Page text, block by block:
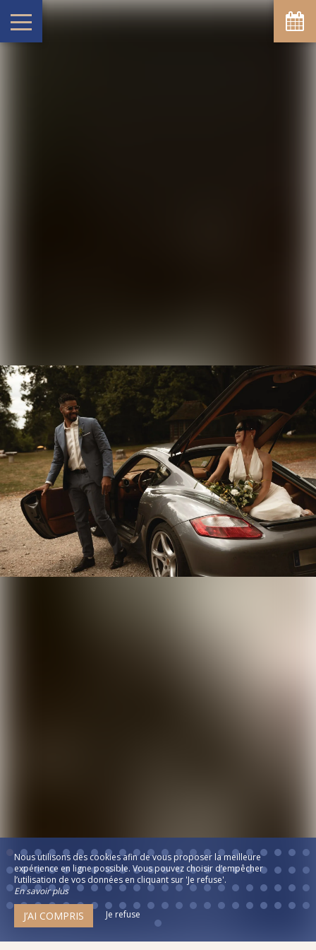
Nous utilisons des cookies afin de vous proposer la meilleure
expérience en ligne possible. Vous pouvez choisir d’empêcher
l’utilisation de vos données en cliquant sur 'Je refuse'.
En savoir plus
J’AI COMPRIS Je refuse